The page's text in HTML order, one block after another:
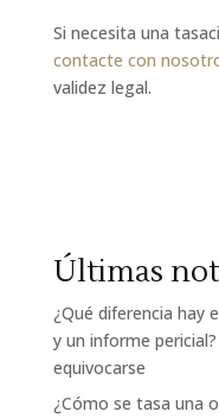
Si necesita una
contacte con
validez legal.
Últimas
¿Qué diferencia hay
y un informe
equivocarse
¿Cómo se tasa una